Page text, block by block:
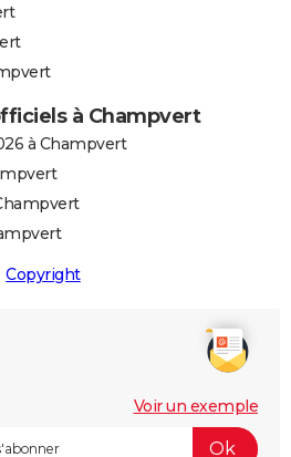
à Champvert
à Champvert
Copyright
Voir un exemple